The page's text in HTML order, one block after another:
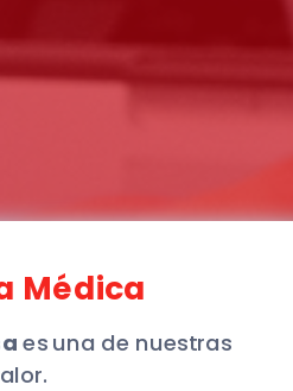
Médica
es una de nuestras